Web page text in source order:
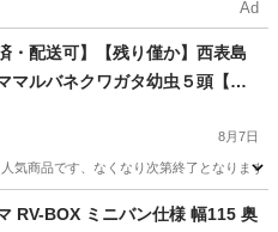
Ad
・配送可】【残り僅か】西表島
マルバネクワガタ幼虫５頭【希
8月7日
気商品です、なくなり次第終了となりま
RV-BOX ミニバン仕様 幅115 奥